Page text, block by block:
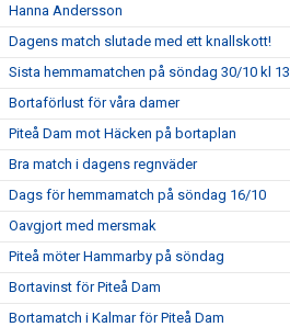
Hanna Andersson
Dagens match slutade med ett knallskott!
Sista hemmamatchen på söndag 30/10 kl 13
Bortaförlust för våra damer
Piteå Dam mot Häcken på bortaplan
Bra match i dagens regnväder
Dags för hemmamatch på söndag 16/10
Oavgjort med mersmak
Piteå möter Hammarby på söndag
Bortavinst för Piteå Dam
Bortamatch i Kalmar för Piteå Dam